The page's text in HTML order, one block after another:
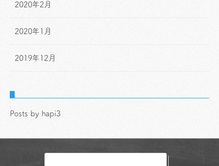
2020年2月
2020年1月
2019年12月
Posts by hapi3